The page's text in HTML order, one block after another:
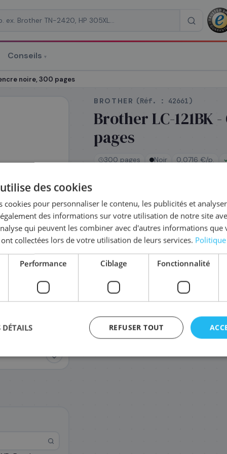
Conseils ▾
noire, 300 pages
BROTHER (Réf. : 42661)
Brother LC-121BK
pages
300 pages Noir 0,0716 €/p.
Expédié le jour même —
Coût par impression :0,0716€
Complétez la sérieLC-121
des cookies
cookies pour personnaliser le contenu, les publicités et
des informations sur votre utilisation de notre site
qui peuvent les combiner avec d'autres informations que
collectées lors de votre utilisation de leurs services.
Performance Ciblage Fonctionnalité
REFUSER TOUT
DÉTAILS